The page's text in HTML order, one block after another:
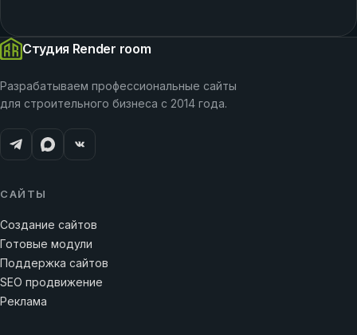
Студия Render room
Разрабатываем профессиональные сайты
для строительного бизнеса с 2014 года.
САЙТЫ
Создание сайтов
Готовые модули
Поддержка сайтов
SEO продвижение
Реклама